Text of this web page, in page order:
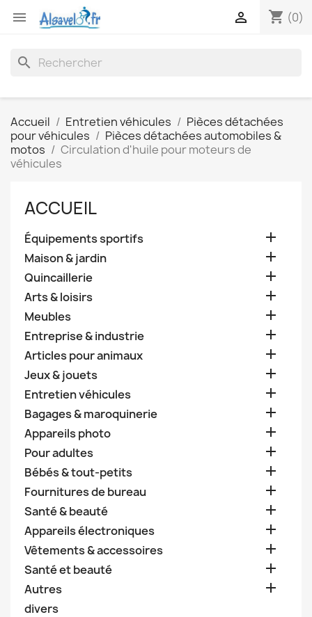
 shopping_cart (0)

search
Accueil Entretien véhicules
Pièces détachées
pour véhicules
Pièces détachées automobiles &
motos
Circulation d'huile pour moteurs de
véhicules
ACCUEIL
Équipements sportifs 
Maison & jardin 
Quincaillerie 
Arts & loisirs 
Meubles 
Entreprise & industrie 
Articles pour animaux 
Jeux & jouets 
Entretien véhicules 
Bagages & maroquinerie 
Appareils photo 
Pour adultes 
Bébés & tout-petits 
Fournitures de bureau 
Santé & beauté 
Appareils électroniques 
Vêtements & accessoires 
Santé et beauté 
Autres 
divers